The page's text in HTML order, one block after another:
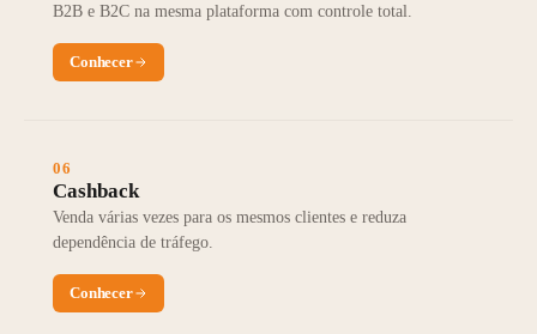
B2B e B2C na mesma plataforma com controle total.
Conhecer
06
Cashback
Venda várias vezes para os mesmos clientes e reduza
dependência de tráfego.
Conhecer